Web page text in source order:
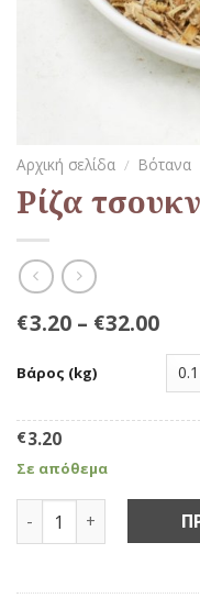
Αρχική σελίδα / Βότανα
Ρίζα
€3.20– €32.00
Βάρος (kg)
€3.20
Σε απόθεμα
Ρίζα τσουκνίδας